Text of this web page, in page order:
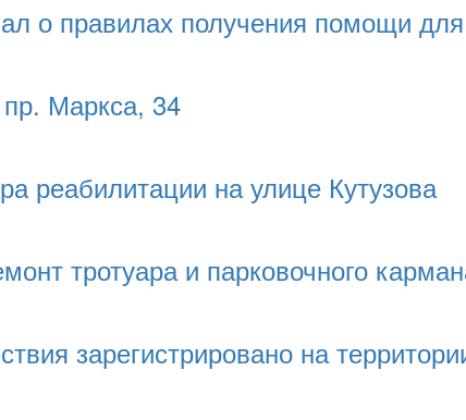
о правилах получения помощи
Маркса, 34
реабилитации на улице Кутузова
тротуара и парковочного
зарегистрировано на